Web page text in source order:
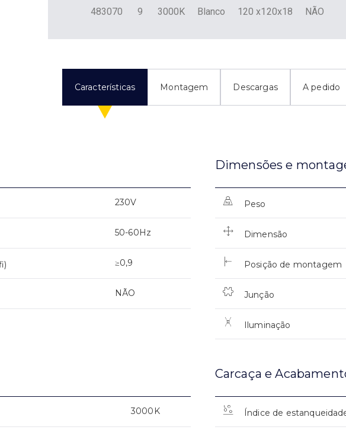
483070 9 3000K Blanco 120 x120x18 NÃO
Características Montagem Descargas A pedido
230V
50-60Hz
≥0,9
NÃO
Dimensões e
Peso
Dimensão
Posição de montagem
Junção
Iluminação
3000K
Carcaça e
Índice de